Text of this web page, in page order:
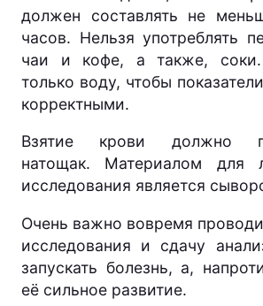
должен составлять не
часов. Нельзя употреблять
чаи и кофе, а также,
только воду, чтобы
корректными.
Взятие крови должно
натощак. Материалом для
исследования является
Очень важно вовремя
исследования и сдачу
запускать болезнь, а,
её сильное развитие.